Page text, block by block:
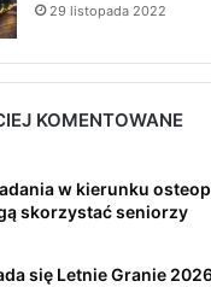
29 listopada 2022
KOMENTOWANE
w kierunku
skorzystać seniorzy
się Letnie Granie